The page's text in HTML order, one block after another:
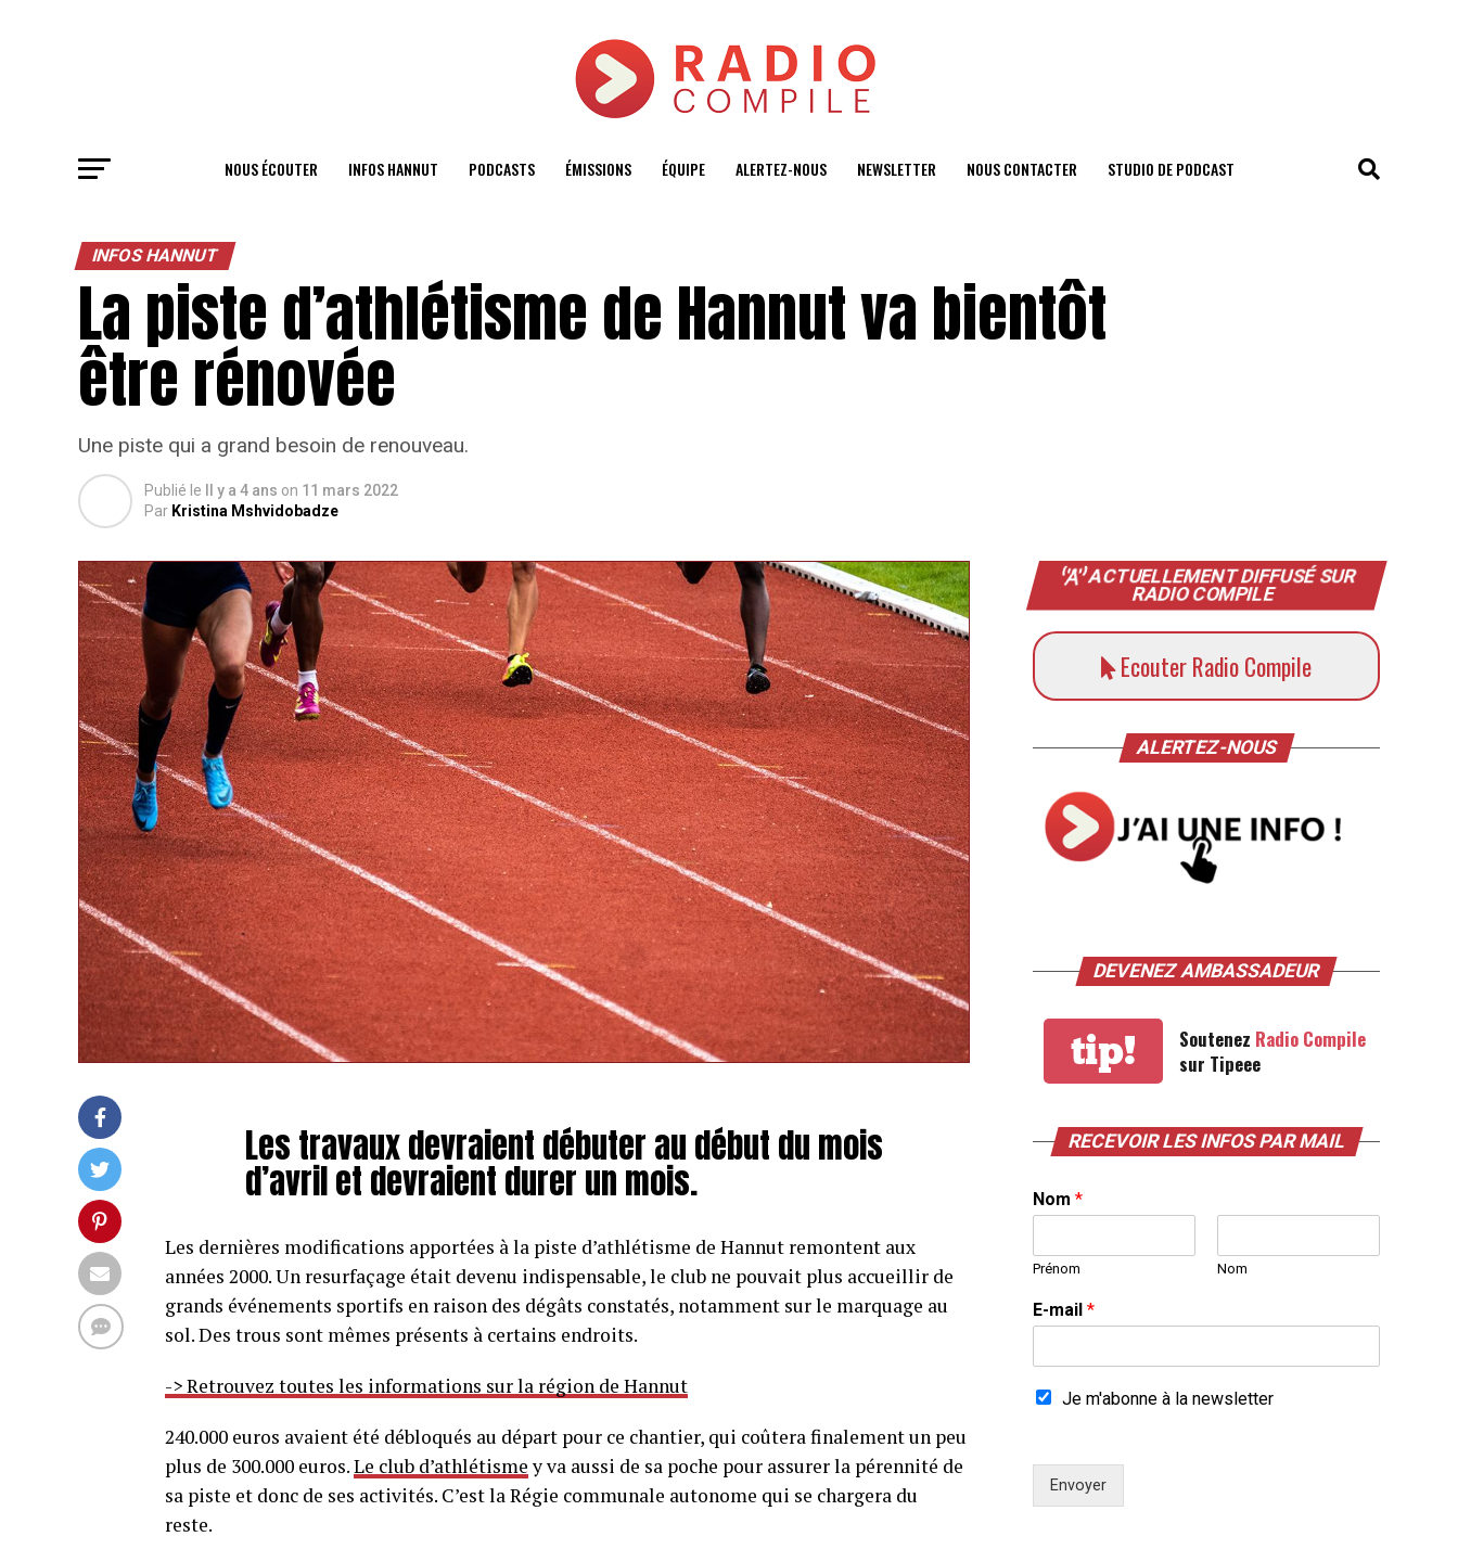
NOUS ÉCOUTER INFOS HANNUT PODCASTS ÉMISSIONS ÉQUIPE ALERTEZ-NOUS NEWSLETTER NOUS CONTACTER STUDIO DE PODCAST
INFOS HANNUT
La piste d’athlétisme de Hannut va bientôt
être rénovée
Une piste qui a grand besoin de renouveau.
Publié le Il y a 4 ans on 11 mars 2022
Par Kristina Mshvidobadze
Les travaux devraient débuter au début du mois
d’avril et devraient durer un mois.
Les dernières modifications apportées à la piste d’athlétisme de Hannut remontent aux
années 2000. Un resurfaçage était devenu indispensable, le club ne pouvait plus accueillir de
grands événements sportifs en raison des dégâts constatés, notamment sur le marquage au
sol. Des trous sont mêmes présents à certains endroits.
-> Retrouvez toutes les informations sur la région de Hannut
240.000 euros avaient été débloqués au départ pour ce chantier, qui coûtera finalement un peu
plus de 300.000 euros.Le club d’athlétismey va aussi de sa poche pour assurer la pérennité de
sa piste et donc de ses activités. C’est la Régie communale autonome qui se chargera du
reste.
ACTUELLEMENT DIFFUSÉ SUR
RADIO COMPILE
Ecouter Radio Compile
ALERTEZ-NOUS
DEVENEZ AMBASSADEUR
tip! Soutenez Radio Compile
sur Tipeee
RECEVOIR LES INFOS PAR MAIL
Nom *
Prénom Nom
E-mail *
Je m'abonne à la newsletter
Envoyer